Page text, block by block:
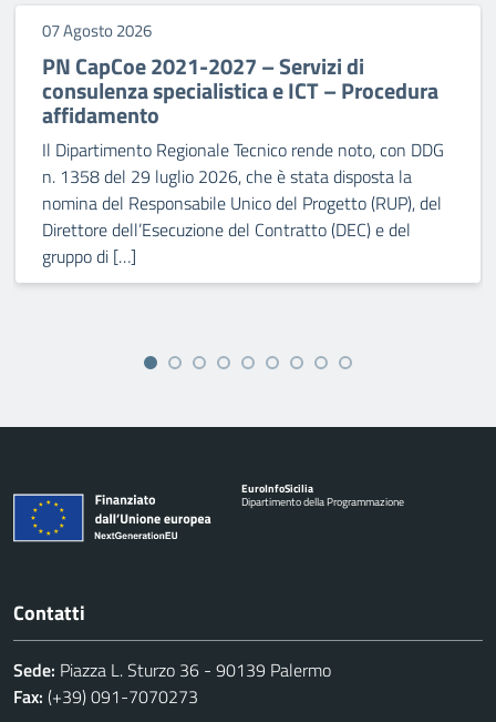
07 Agosto 2026
PN CapCoe 2021-2027 – Servizi di
consulenza specialistica e ICT – Procedura
affidamento
Il Dipartimento Regionale Tecnico rende noto, con DDG
n. 1358 del 29 luglio 2026, che è stata disposta la
nomina del Responsabile Unico del Progetto (RUP), del
Direttore dell’Esecuzione del Contratto (DEC) e del
gruppo di […]
EuroInfoSicilia
Dipartimento della Programmazione
Contatti
Sede: Piazza L. Sturzo 36 - 90139 Palermo
Fax: (+39) 091-7070273